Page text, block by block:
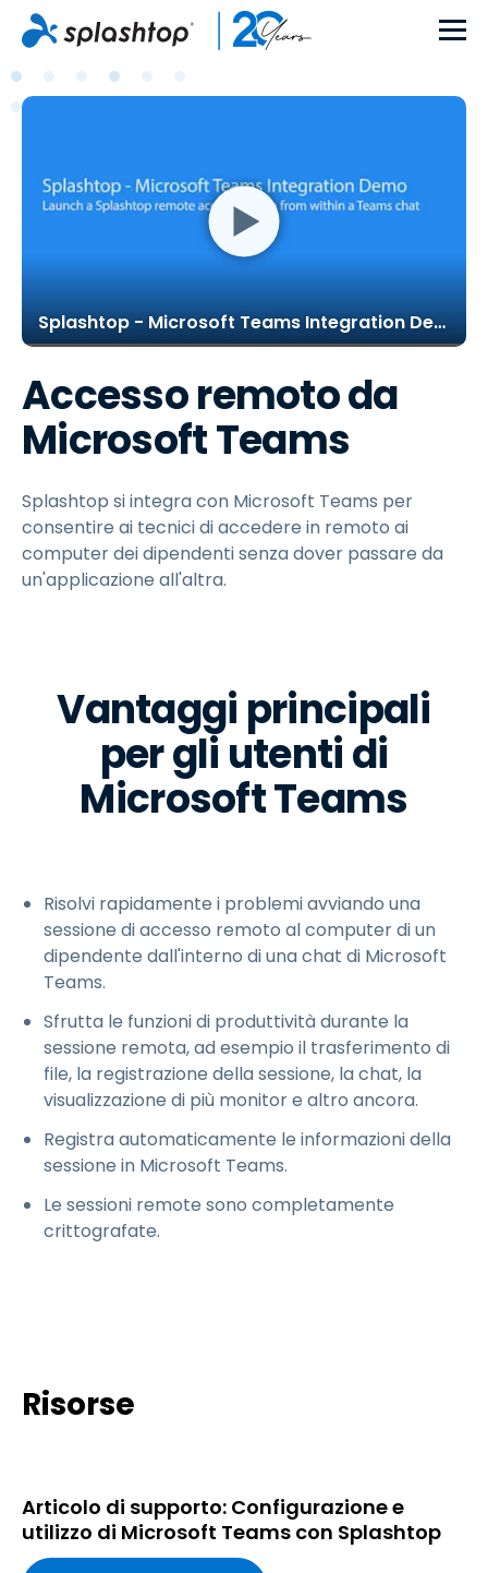
Splashtop - Microsoft Teams Integration Demo
Accesso remoto da
Microsoft Teams
Splashtop si integra con Microsoft Teams per
consentire ai tecnici di accedere in remoto ai
computer dei dipendenti senza dover passare da
un'applicazione all'altra.
Vantaggi principali
per gli utenti di
Microsoft Teams
Risolvi rapidamente i problemi avviando una
sessione di accesso remoto al computer di un
dipendente dall'interno di una chat di Microsoft
Teams.
Sfrutta le funzioni di produttività durante la
sessione remota, ad esempio il trasferimento di
file, la registrazione della sessione, la chat, la
visualizzazione di più monitor e altro ancora.
Registra automaticamente le informazioni della
sessione in Microsoft Teams.
Le sessioni remote sono completamente
crittografate.
Risorse
Articolo di supporto: Configurazione e
utilizzo di Microsoft Teams con Splashtop